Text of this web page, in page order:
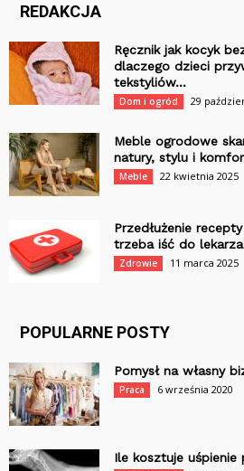
REDAKCJA
Ręcznik jak kocyk
dlaczego dzieci
tekstyliów...
Dom i ogród 29
Meble ogrodowe
natury, stylu i
Meble 22 kwietnia 2025
Przedłużenie
trzeba iść do
Zdrowie 11 marca 2025
POPULARNE POSTY
Pomysł na własny
Praca 6 września 2020
Ile kosztuje uśpienie